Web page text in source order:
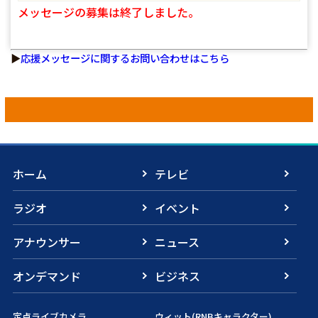
メッセージの募集は終了しました。
▶応援メッセージに関するお問い合わせはこちら
ホーム
テレビ
ラジオ
イベント
アナウンサー
ニュース
オンデマンド
ビジネス